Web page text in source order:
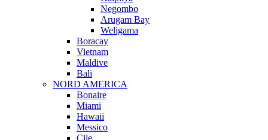
Negombo
Arugam Bay
Weligama
Boracay
Vietnam
Maldive
Bali
NORD AMERICA
Bonaire
Miami
Hawaii
Messico
Cile